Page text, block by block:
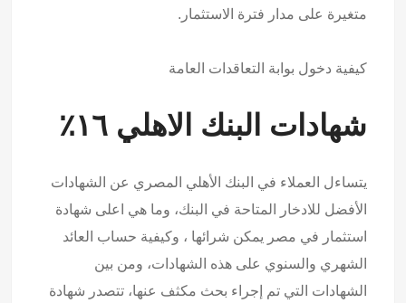
متغيرة على مدار فترة الاستثمار.
كيفية دخول بوابة التعاقدات العامة
شهادات البنك الاهلي ١٦٪
يتساءل العملاء في البنك الأهلي المصري عن الشهادات
الأفضل للادخار المتاحة في البنك، وما هي اعلى شهادة
استثمار في مصر يمكن شرائها ، وكيفية حساب العائد
الشهري والسنوي على هذه الشهادات، ومن بين
الشهادات التي تم إجراء بحث مكثف عنها، تتصدر شهادة